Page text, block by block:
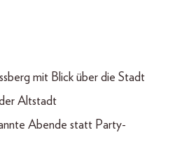
mit Blick über die Stadt
Altstadt
Abende statt Party-